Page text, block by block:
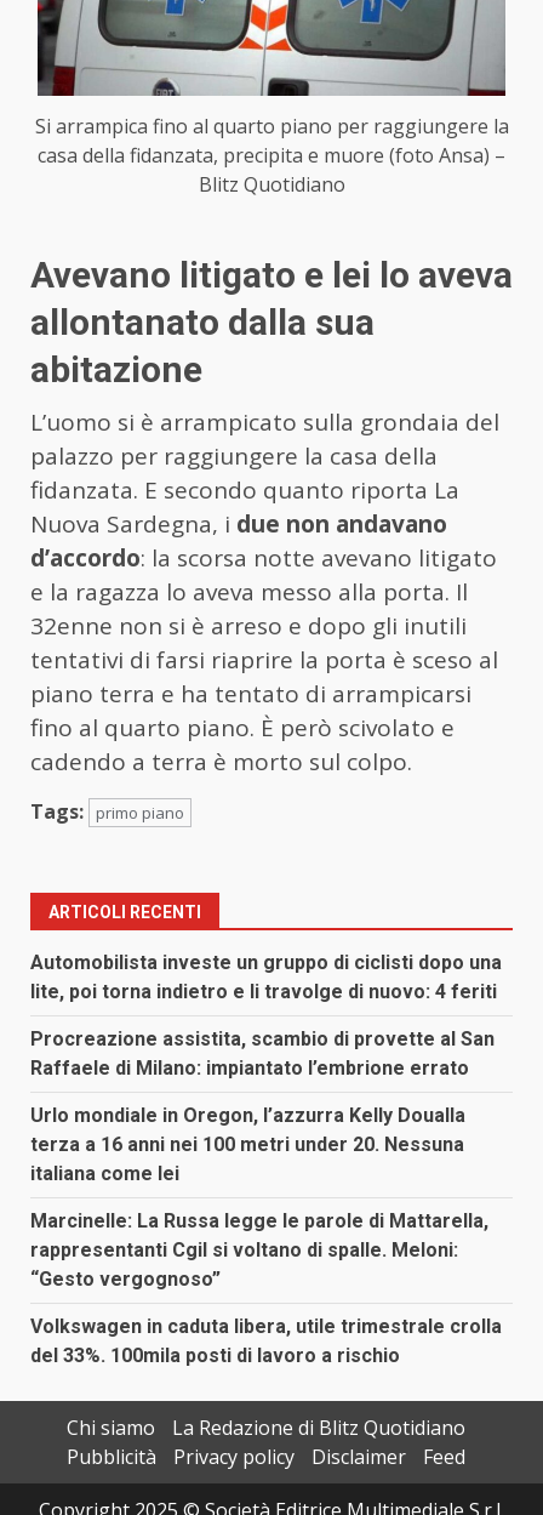
Si arrampica fino al quarto piano per raggiungere la
casa della fidanzata, precipita e muore (foto Ansa) –
Blitz Quotidiano
Avevano litigato e lei lo aveva
allontanato dalla sua
abitazione
L’uomo si è arrampicato sulla grondaia del
palazzo per raggiungere la casa della
fidanzata. E secondo quanto riporta La
Nuova Sardegna, i due non andavano
d’accordo: la scorsa notte avevano litigato
e la ragazza lo aveva messo alla porta. Il
32enne non si è arreso e dopo gli inutili
tentativi di farsi riaprire la porta è sceso al
piano terra e ha tentato di arrampicarsi
fino al quarto piano. È però scivolato e
cadendo a terra è morto sul colpo.
Tags: primo piano
ARTICOLI RECENTI
Automobilista investe un gruppo di ciclisti dopo una
lite, poi torna indietro e li travolge di nuovo: 4 feriti
Procreazione assistita, scambio di provette al San
Raffaele di Milano: impiantato l’embrione errato
Urlo mondiale in Oregon, l’azzurra Kelly Doualla
terza a 16 anni nei 100 metri under 20. Nessuna
italiana come lei
Marcinelle: La Russa legge le parole di Mattarella,
rappresentanti Cgil si voltano di spalle. Meloni:
“Gesto vergognoso”
Volkswagen in caduta libera, utile trimestrale crolla
del 33%. 100mila posti di lavoro a rischio
Chi siamo
La Redazione di Blitz Quotidiano
Pubblicità
Privacy policy Disclaimer
Feed